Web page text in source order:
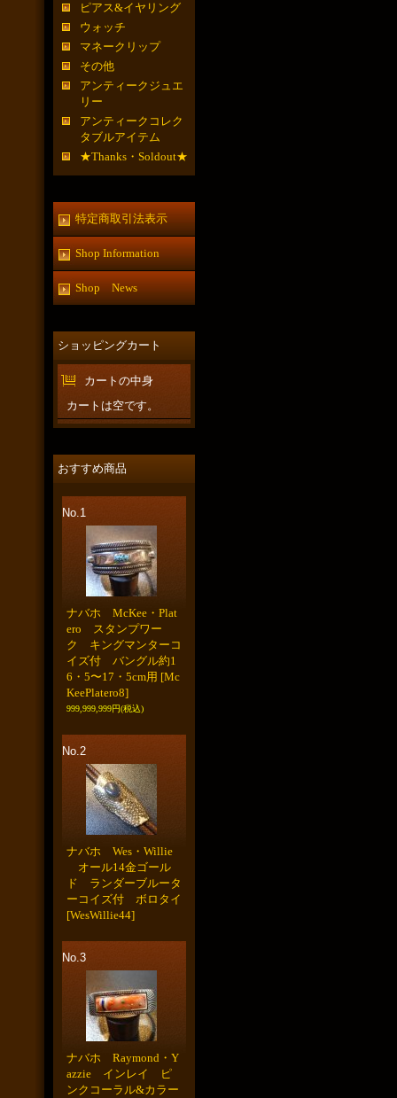
ピアス&イヤリング
ウォッチ
マネークリップ
その他
アンティークジュエ
リー
アンティークコレク
タブルアイテム
★Thanks・Soldout★
特定商取引法表示
Shop Information
Shop News
ショッピングカート
カートの中身
カートは空です。
おすすめ商品
No.1
ナバホ McKee・Plat
ero スタンプワー
ク キングマンターコ
イズ付 バングル約1
6・5〜17・5cm用 [Mc
KeePlatero8]
999,999,999円(税込)
No.2
ナバホ Wes・Willie
オール14金ゴール
ド ランダーブルータ
ーコイズ付 ボロタイ
[WesWillie44]
No.3
ナバホ Raymond・Y
azzie インレイ ピ
ンクコーラル&カラー